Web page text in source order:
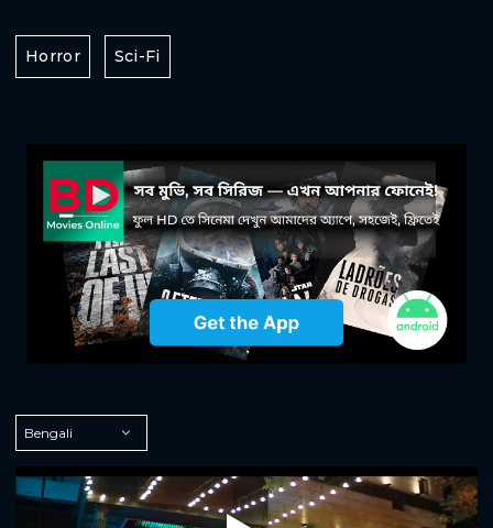
Horror Sci-Fi